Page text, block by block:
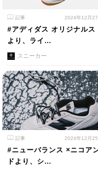
記事 2024年12月27
#アディダス オリジナルス
より、ライ…
スニーカー
記事 2024年12月25
#ニューバランス ×ニコア
ドより、シ…